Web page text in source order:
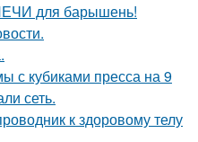
для барышень!
с кубиками пресса на 9
сеть.
к здоровому телу